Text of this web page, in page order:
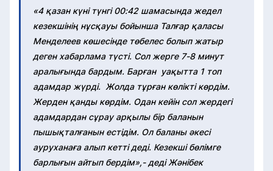
«4 қазан күні түнгі 00:42 шамасында жедел
кезекшінің нұсқауы бойынша Талғар қаласы
Менделеев көшесінде төбелес болып жатыр
деген хабарлама түсті. Сол жерге 7-8 минут
аралығында бардым. Барған уақытта 1 топ
адамдар жүрді. Жолда тұрған көлікті көрдім.
Жерден қанды көрдім. Одан кейін сол жердегі
адамдардан сұрау арқылы бір баланын
пышықталғанын естідім. Ол баланы әкесі
ауруханаға алып кетті деді. Кезекші бөлімге
барлығын айтып бердім»,- деді Жәнібек